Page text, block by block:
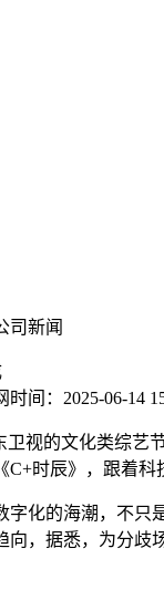
司新闻
时间：2025-06-14
的文化类综艺节
C+时辰》，跟着科
的海潮，不只是
向，据悉，为分歧